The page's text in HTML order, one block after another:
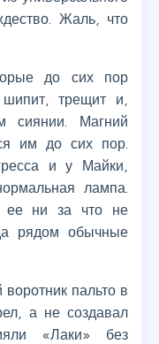
Жаль, что
до сих пор
трещит и,
сиянии. Магний
им до сих пор.
и у Майки,
лампа.
ее ни за что не
рядом обычные
пальто в
а не создавал
«Лаки» без